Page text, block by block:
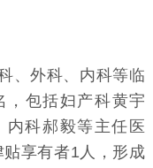
、外科、内科等临
，包括妇产科黄宇
内科郝毅等主任医
享有者1人，形成